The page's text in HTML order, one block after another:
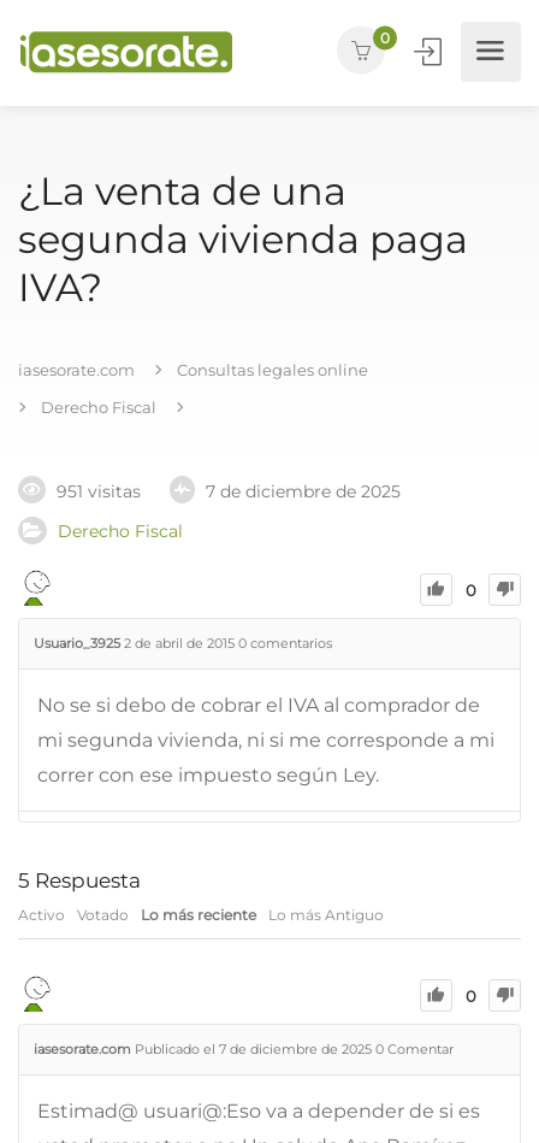
0
¿La venta de una
segunda vivienda paga
IVA?
iasesorate.com
Consultas legales online
Derecho Fiscal
951 visitas
7 de diciembre de 2025
Derecho Fiscal
0
Usuario_3925 2 de abril de 2015 0 comentarios
No se si debo de cobrar el IVA al comprador de
mi segunda vivienda, ni si me corresponde a mi
correr con ese impuesto según Ley.
5 Respuesta
Activo Votado Lo más reciente Lo más Antiguo
0
iasesorate.com Publicado el 7 de diciembre de 2025 0 Comentar
Estimad@ usuari@:Eso va a depender de si es